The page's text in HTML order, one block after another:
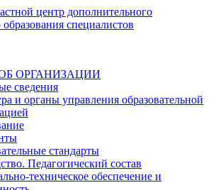
ОРГАНИЗАЦИИ
сведения
и органы управления образовательной
стандарты
Педагогический состав
техническое обеспечение и